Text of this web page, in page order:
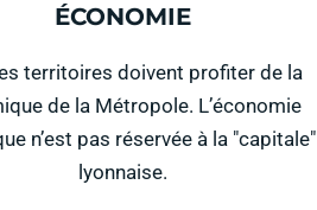
ÉCONOMIE
territoires doivent profiter de la
de la Métropole. L’économie
n’est pas réservée à la "capitale"
lyonnaise.